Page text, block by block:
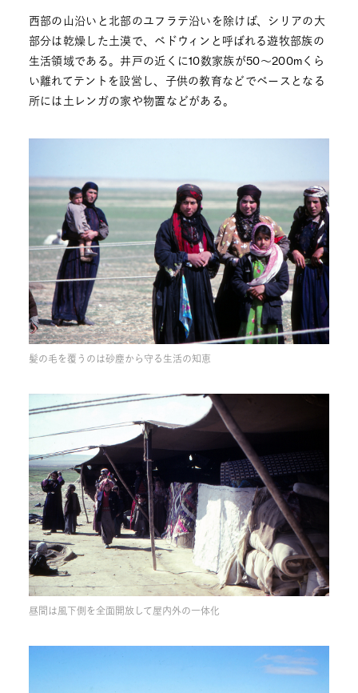
西部の山沿いと北部のユフラテ沿いを除けば、シリアの大
部分は乾燥した土漠で、ベドウィンと呼ばれる遊牧部族の
生活領域である。井戸の近くに10数家族が50〜200mくら
い離れてテントを設営し、子供の教育などでベースとなる
所には土レンガの家や物置などがある。
髪の毛を覆うのは砂塵から守る生活の知恵
昼間は風下側を全面開放して屋内外の一体化